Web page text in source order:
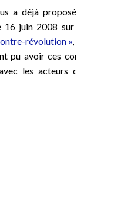
a déjà proposé une
16 juin 2008 sur
révolution », nous
pu avoir ces contre-
les acteurs de la